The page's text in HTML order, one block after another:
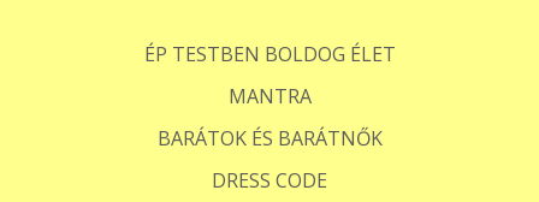
ÉP TESTBEN BOLDOG ÉLET
MANTRA
BARÁTOK ÉS BARÁTNŐK
DRESS CODE